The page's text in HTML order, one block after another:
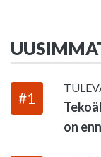
#1
on